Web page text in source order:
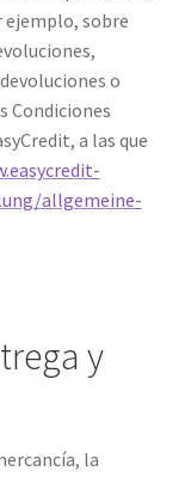
ejemplo, sobre
o
Condiciones
a las que
allgemeine-
y
la